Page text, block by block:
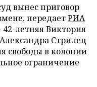
вынес приговор
передаетРИА
летняя Виктория
Стрилец
свободы в колонии
ограничение